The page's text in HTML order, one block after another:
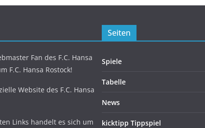
Fan des F.C. Hansa
F.C. Hansa Rostock!
Website des F.C. Hansa
Links handelt es sich um
Seiten
Spiele
Tabelle
News
kicktipp Tippspiel